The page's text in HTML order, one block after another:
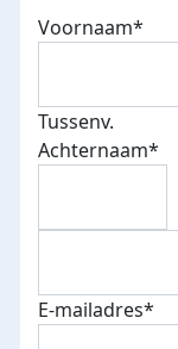
Voornaam*
Tussenv.
Achternaam*
E-mailadres*